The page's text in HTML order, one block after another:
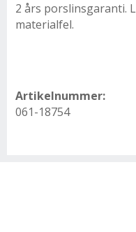
2 års porslinsgaranti.
materialfel.
Artikelnummer:
061-18754